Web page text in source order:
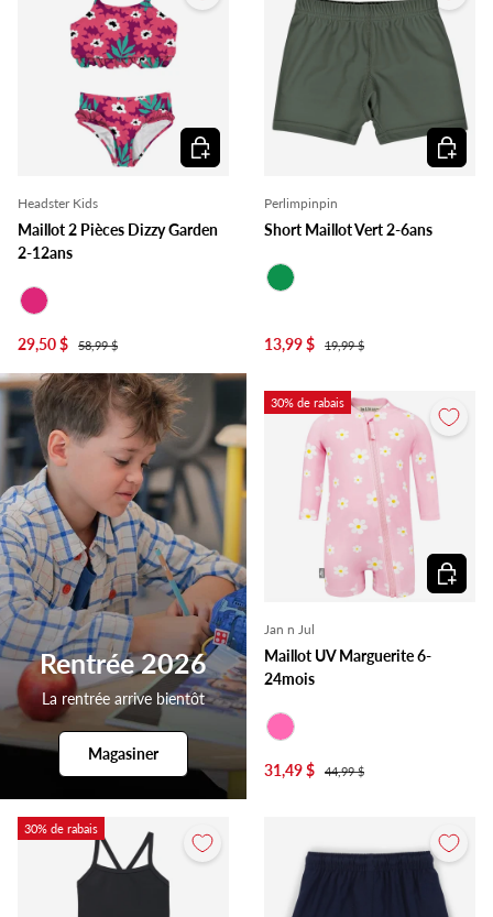
Headster Kids
Maillot 2 Pièces Dizzy Garden
2-12ans
29,50 $
58,99 $
Choisir les options
Perlimpinpin
Short Maillot Vert 2-6ans
13,99 $ 19,99 $
Choisir
Rentrée 2026
La rentrée arrive bientôt
Magasiner
30% de rabais
Jan n Jul
Maillot UV Marguerite 6-
24mois
31,49 $
44,99 $
Choisir
30% de rabais